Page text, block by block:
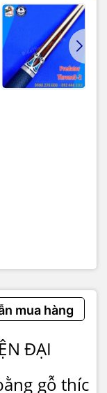
mua hàng
ĐẠI
gỗ